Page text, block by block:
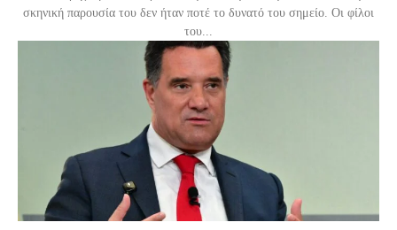
σκηνική παρουσία του δεν ήταν ποτέ το δυνατό του σημείο. Οι φίλοι
του...